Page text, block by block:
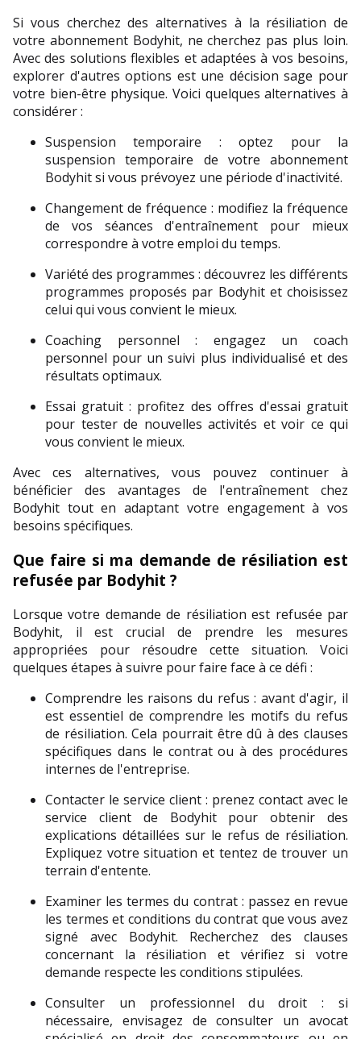
Si vous cherchez des alternatives à la résiliation de
votre abonnement Bodyhit, ne cherchez pas plus loin.
Avec des solutions flexibles et adaptées à vos besoins,
explorer d'autres options est une décision sage pour
votre bien-être physique. Voici quelques alternatives à
considérer :
Suspension temporaire : optez pour la
suspension temporaire de votre abonnement
Bodyhit si vous prévoyez une période d'inactivité.
Changement de fréquence : modifiez la fréquence
de vos séances d'entraînement pour mieux
correspondre à votre emploi du temps.
Variété des programmes : découvrez les différents
programmes proposés par Bodyhit et choisissez
celui qui vous convient le mieux.
Coaching personnel : engagez un coach
personnel pour un suivi plus individualisé et des
résultats optimaux.
Essai gratuit : profitez des offres d'essai gratuit
pour tester de nouvelles activités et voir ce qui
vous convient le mieux.
Avec ces alternatives, vous pouvez continuer à
bénéficier des avantages de l'entraînement chez
Bodyhit tout en adaptant votre engagement à vos
besoins spécifiques.
Que faire si ma demande de résiliation est
refusée par Bodyhit ?
Lorsque votre demande de résiliation est refusée par
Bodyhit, il est crucial de prendre les mesures
appropriées pour résoudre cette situation. Voici
quelques étapes à suivre pour faire face à ce défi :
Comprendre les raisons du refus : avant d'agir, il
est essentiel de comprendre les motifs du refus
de résiliation. Cela pourrait être dû à des clauses
spécifiques dans le contrat ou à des procédures
internes de l'entreprise.
Contacter le service client : prenez contact avec le
service client de Bodyhit pour obtenir des
explications détaillées sur le refus de résiliation.
Expliquez votre situation et tentez de trouver un
terrain d'entente.
Examiner les termes du contrat : passez en revue
les termes et conditions du contrat que vous avez
signé avec Bodyhit. Recherchez des clauses
concernant la résiliation et vérifiez si votre
demande respecte les conditions stipulées.
Consulter un professionnel du droit : si
nécessaire, envisagez de consulter un avocat